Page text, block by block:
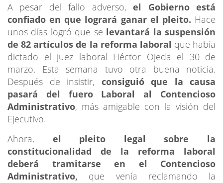
A pesar del fallo adverso, el Gobierno está
confiado en que logrará ganar el pleito. Hace
unos días logró que se levantará la suspensión
de 82 artículos de la reforma laboral que había
dictado el juez laboral Héctor Ojeda el 30 de
marzo. Esta semana tuvo otra buena noticia.
Después de insistir, consiguió que la causa
pasará del fuero Laboral al Contencioso
Administrativo, más amigable con la visión del
Ejecutivo.
Ahora, el pleito legal sobre la
constitucionalidad de la reforma laboral
deberá tramitarse en el Contencioso
Administrativo, que venía reclamando la